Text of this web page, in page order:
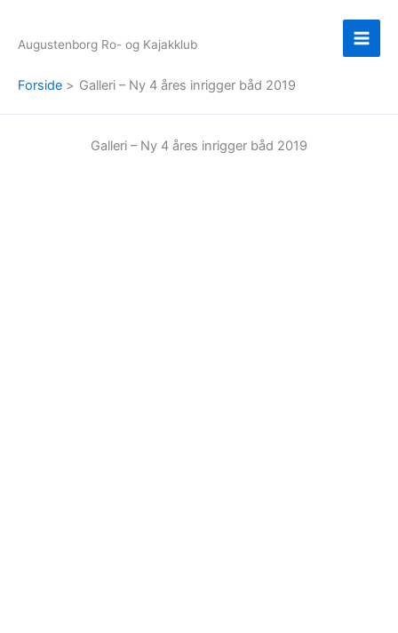
indholdet
Augustenborg Ro- og Kajakklub
Forside Galleri – Ny 4 åres inrigger båd 2019
Galleri – Ny 4 åres inrigger båd 2019